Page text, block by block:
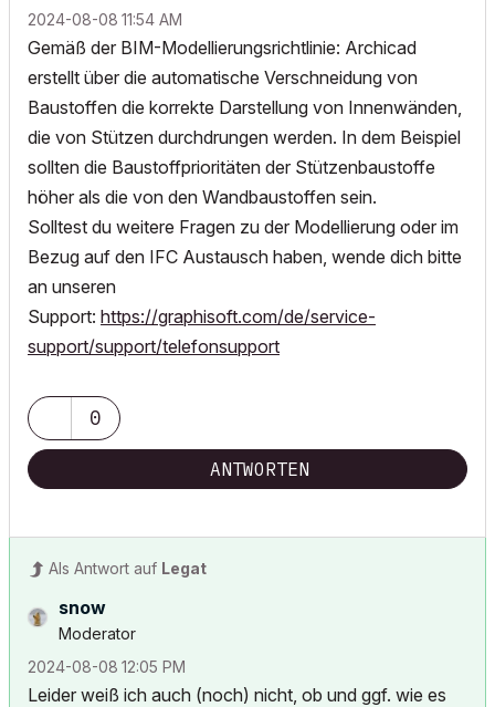
‎2024-08-08 11:54 AM
Gemäß der BIM-Modellierungsrichtlinie: Archicad
erstellt über die automatische Verschneidung von
Baustoffen die korrekte Darstellung von Innenwänden,
die von Stützen durchdrungen werden. In dem Beispiel
sollten die Baustoffprioritäten der Stützenbaustoffe
höher als die von den Wandbaustoffen sein.
Solltest du weitere Fragen zu der Modellierung oder im
Bezug auf den IFC Austausch haben, wende dich bitte
an unseren
Support: https://graphisoft.com/de/service-
support/support/telefonsupport
0
ANTWORTEN
Als Antwort auf Legat
snow
Moderator
‎2024-08-08 12:05 PM
Leider weiß ich auch (noch) nicht, ob und ggf. wie es